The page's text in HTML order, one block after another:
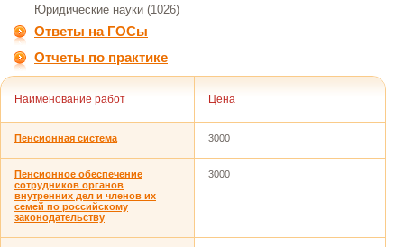
Юридические науки (1026)
Ответы на ГОСы
Отчеты по практике
Наименование работ Цена
Пенсионная система 3000
Пенсионное обеспечение
сотрудников органов
внутренних дел и членов их
семей по российскому
законодательству
3000